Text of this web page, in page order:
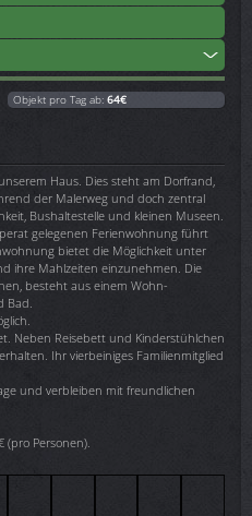
Objekt pro Tag ab: 64€
Haus. Dies steht am Dorfrand,
der Malerweg und doch zentral
Bushaltestelle und kleinen Museen.
gelegenen Ferienwohnung führt
bietet die Möglichkeit unter
ihre Mahlzeiten einzunehmen. Die
besteht aus einem Wohn-
Bad.
Neben Reisebett und Kinderstühlchen
Ihr vierbeiniges Familienmitglied
und verbleiben mit freundlichen
Personen).